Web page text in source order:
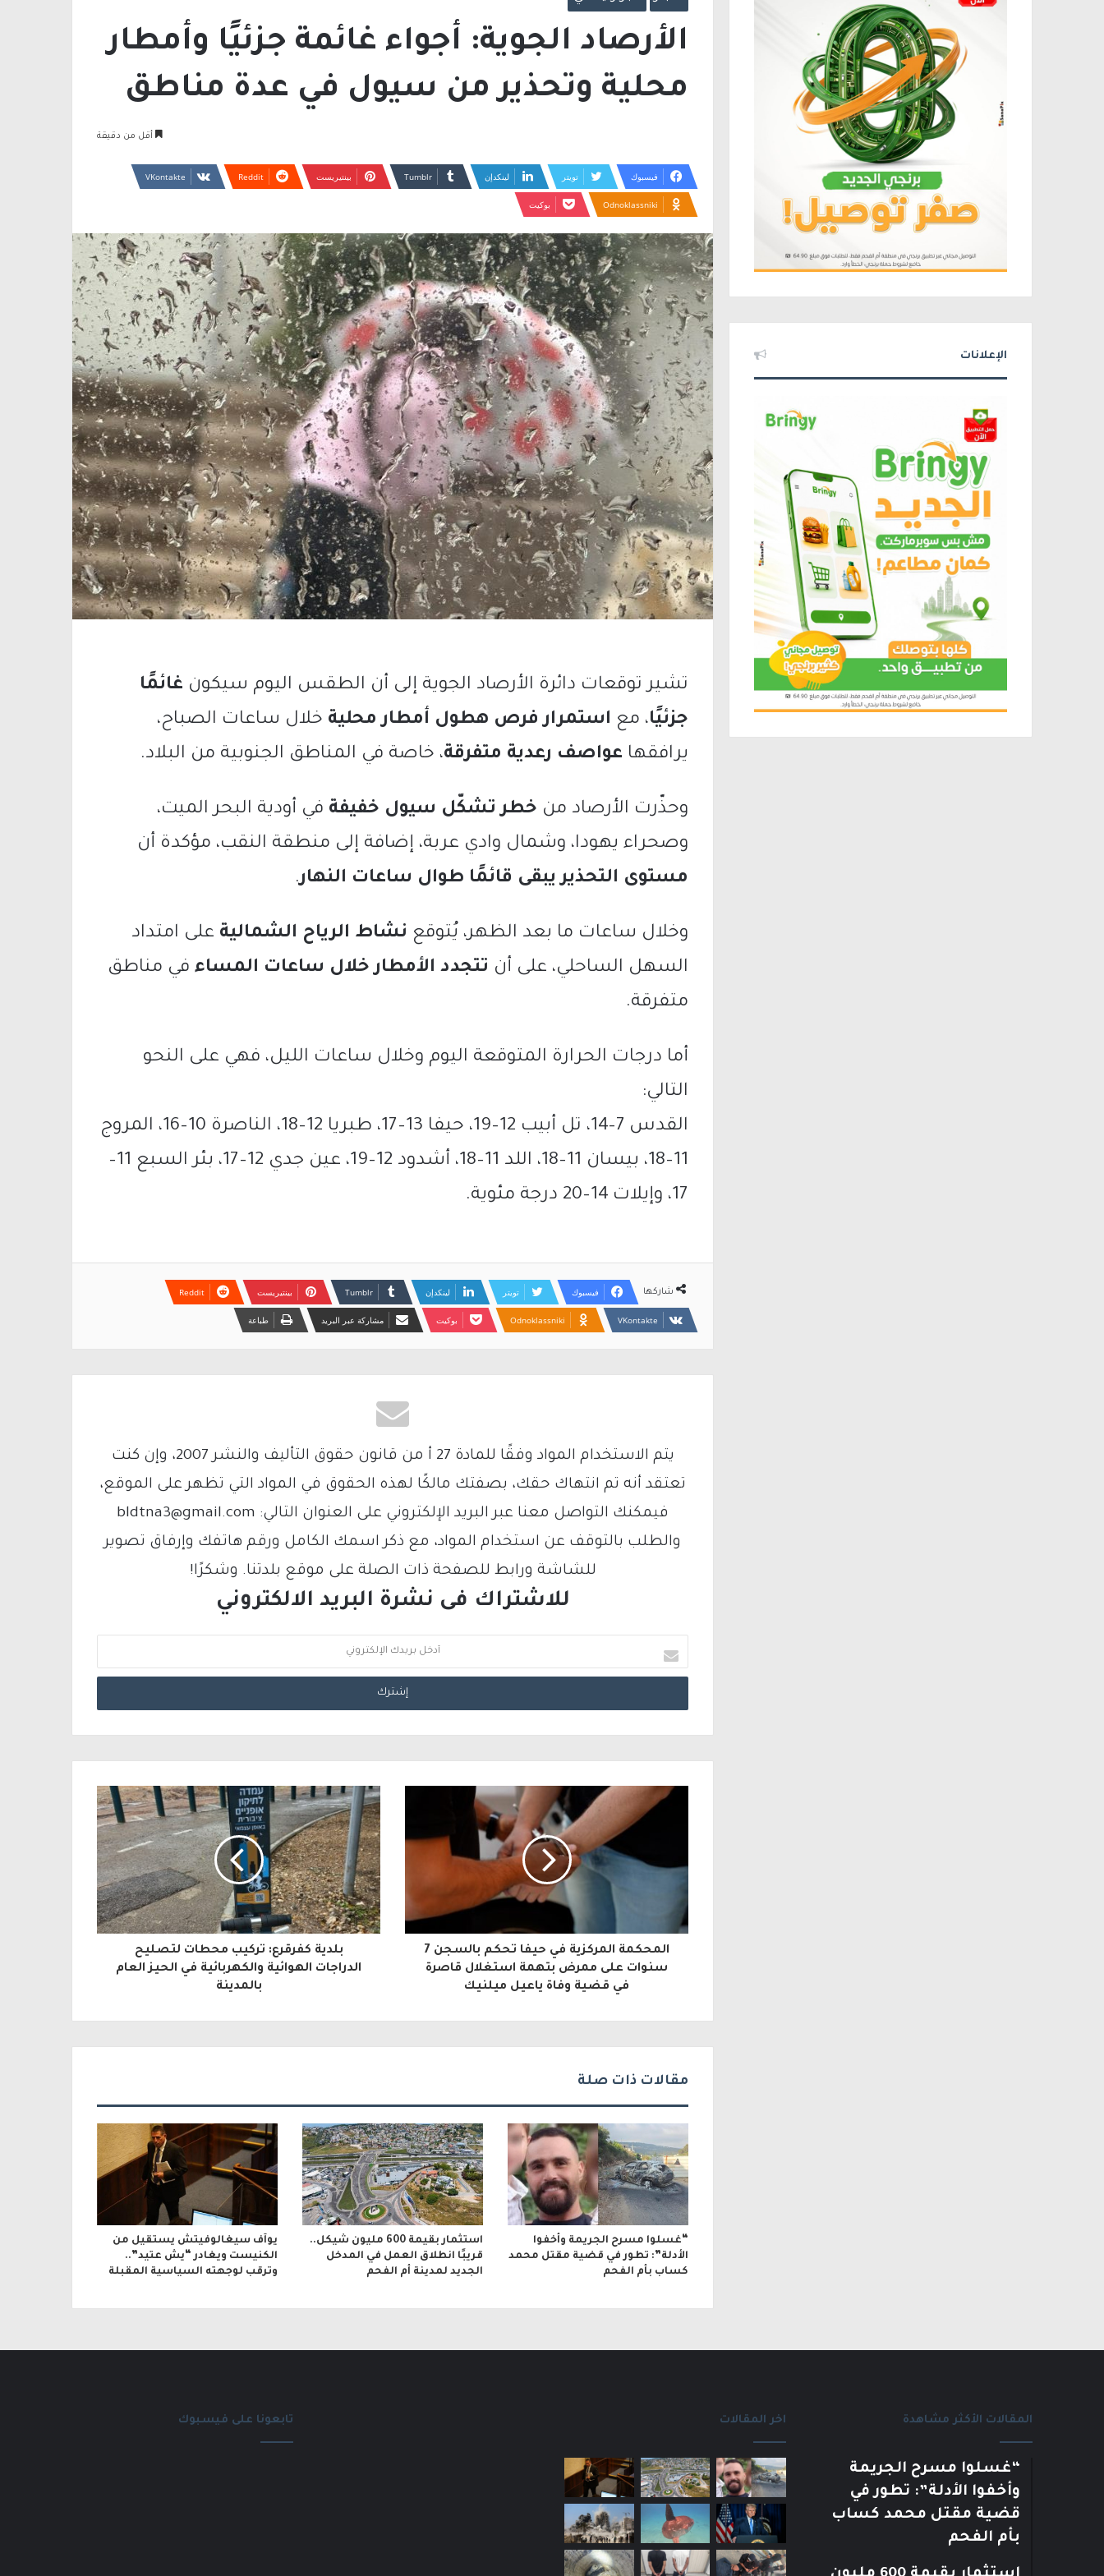
الأرصاد الجوية: أجواء غائمة جزئيًا وأمطار
محلية وتحذير من سيول في عدة مناطق
أقل من دقيقة
فيسبوك تويتر لينكدإن بينتيريست
Odnoklassniki بوكيت
تشير توقعات دائرة الأرصاد الجوية إلى أن الطقس اليوم سيكون غائمًا
جزئيًا، مع استمرار فرص هطول أمطار محلية خلال ساعات الصباح،
يرافقها عواصف رعدية متفرقة، خاصة في المناطق الجنوبية من البلاد.
وحذّرت الأرصاد من خطر تشكّل سيول خفيفة في أودية البحر الميت،
وصحراء يهودا، وشمال وادي عربة، إضافة إلى منطقة النقب، مؤكدة أن
مستوى التحذير يبقى قائمًا طوال ساعات النهار.
وخلال ساعات ما بعد الظهر، يُتوقع نشاط الرياح الشمالية على امتداد
السهل الساحلي، على أن تتجدد الأمطار خلال ساعات المساء في مناطق
متفرقة.
أما درجات الحرارة المتوقعة اليوم وخلال ساعات الليل، فهي على النحو
التالي:
القدس 7–14، تل أبيب 12–19، حيفا 13–17، طبريا 12–18، الناصرة 10–16، المروج
11–18، بيسان 11–18، اللد 11–18، أشدود 12–19، عين جدي 12–17، بئر السبع 11–
17، وإيلات 14–20 درجة مئوية.
شاركها فيسبوك تويتر لينكدإن بينتيريست
Odnoklassniki بوكيت مشاركة عبر البريد طباعة
يتم الاستخدام المواد وفقًا للمادة 27 أ من قانون حقوق التأليف والنشر 2007، وإن كنت
تعتقد أنه تم انتهاك حقك، بصفتك مالكًا لهذه الحقوق في المواد التي تظهر على الموقع،
فيمكنك التواصل معنا عبر البريد الإلكتروني على العنوان التالي: bldtna3@gmail.com
والطلب بالتوقف عن استخدام المواد، مع ذكر اسمك الكامل ورقم هاتفك وإرفاق تصوير
للشاشة ورابط للصفحة ذات الصلة على موقع بلدتنا. وشكرًا!
للاشتراك فى نشرة البريد الالكتروني
د
خ
ل
ب
ا
ل
ك
ت
ر
و
ي
المحكمة المركزية في حيفا تحكم بالسجن 7
سنوات على ممرض بتهمة استغلال قاصرة
في قضية وفاة ياعيل ميلنيك
بلدية كفرقرع: تركيب محطات لتصليح
الدراجات الهوائية والكهربائية في الحيز العام
بالمدينة
مقالات ذات صلة
“غسلوا مسرح الجريمة وأخفوا
الأدلة”: تطور في قضية مقتل محمد
كساب بأم الفحم
استثمار بقيمة 600 مليون شيكل..
قريبًا انطلاق العمل في المدخل
الجديد لمدينة أم الفحم
يوآف سيغالوفيتش يستقيل من
الكنيست ويغادر “يش عتيد”..
وترقب لوجهته السياسية المقبلة
الإعلانات
المقالات الأكثر مشاهدة
“غسلوا مسرح الجريمة
وأخفوا الأدلة”: تطور في
قضية مقتل محمد كساب
بأم الفحم
اخر المقالات تابعونا على فيسبوك